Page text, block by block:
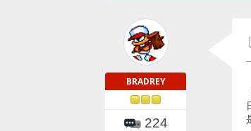
BRADREY
224